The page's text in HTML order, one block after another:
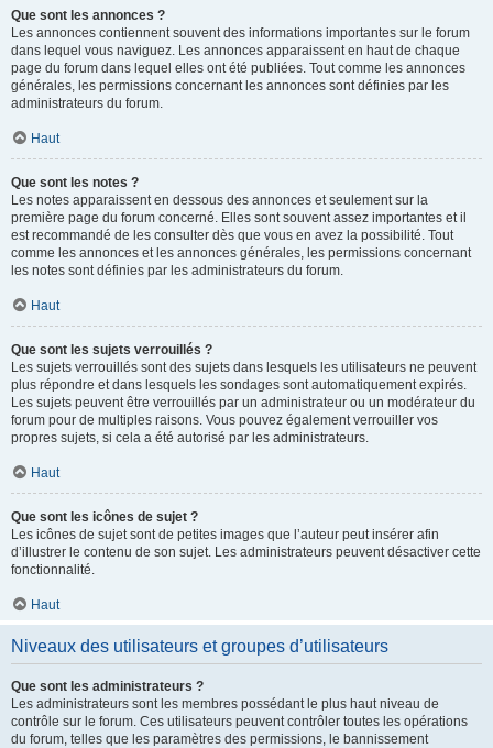
Que sont les annonces ?
Les annonces contiennent souvent des informations importantes sur le forum
dans lequel vous naviguez. Les annonces apparaissent en haut de chaque
page du forum dans lequel elles ont été publiées. Tout comme les annonces
générales, les permissions concernant les annonces sont définies par les
administrateurs du forum.
Haut
Que sont les notes ?
Les notes apparaissent en dessous des annonces et seulement sur la
première page du forum concerné. Elles sont souvent assez importantes et il
est recommandé de les consulter dès que vous en avez la possibilité. Tout
comme les annonces et les annonces générales, les permissions concernant
les notes sont définies par les administrateurs du forum.
Haut
Que sont les sujets verrouillés ?
Les sujets verrouillés sont des sujets dans lesquels les utilisateurs ne peuvent
plus répondre et dans lesquels les sondages sont automatiquement expirés.
Les sujets peuvent être verrouillés par un administrateur ou un modérateur du
forum pour de multiples raisons. Vous pouvez également verrouiller vos
propres sujets, si cela a été autorisé par les administrateurs.
Haut
Que sont les icônes de sujet ?
Les icônes de sujet sont de petites images que l’auteur peut insérer afin
d’illustrer le contenu de son sujet. Les administrateurs peuvent désactiver cette
fonctionnalité.
Haut
Niveaux des utilisateurs et groupes d’utilisateurs
Que sont les administrateurs ?
Les administrateurs sont les membres possédant le plus haut niveau de
contrôle sur le forum. Ces utilisateurs peuvent contrôler toutes les opérations
du forum, telles que les paramètres des permissions, le bannissement